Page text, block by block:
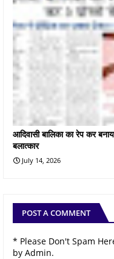
आदिवासी बालिका का रेप कर
बलात्कार
July 14, 2026
POST A COMMENT
* Please Don't Spam
by Admin.